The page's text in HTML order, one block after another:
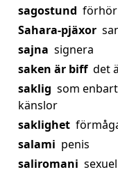
sagostund förhör
Sahara-pjäxor
sajna signera
saken är biff det
saklig som
känslor
saklighet
salami penis
saliromani